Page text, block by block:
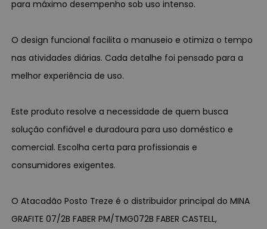
para máximo desempenho sob uso intenso.
O design funcional facilita o manuseio e otimiza o tempo
nas atividades diárias. Cada detalhe foi pensado para a
melhor experiência de uso.
Este produto resolve a necessidade de quem busca
solução confiável e duradoura para uso doméstico e
comercial. Escolha certa para profissionais e
consumidores exigentes.
O Atacadão Posto Treze é o distribuidor principal do MINA
GRAFITE 07/2B FABER PM/TMG072B FABER CASTELL,